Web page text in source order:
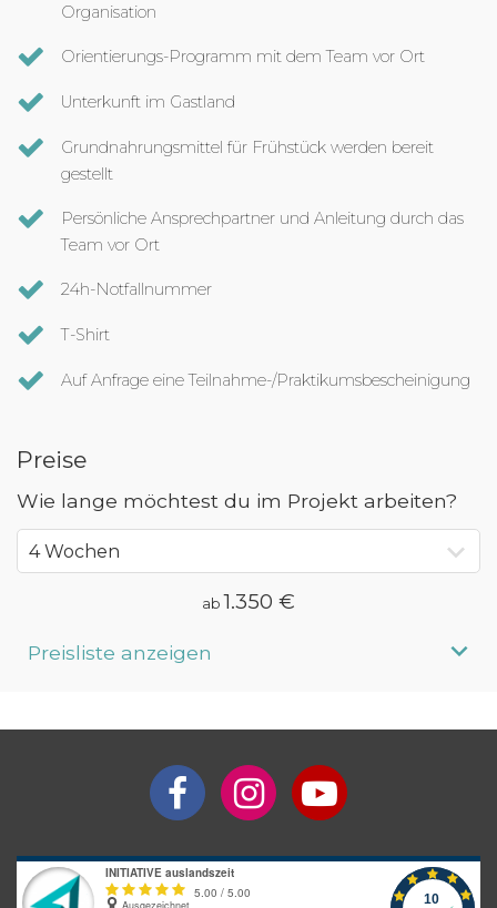
Organisation
Orientierungs-Programm mit dem Team vor Ort
Unterkunft im Gastland
Grundnahrungsmittel für Frühstück werden bereit
gestellt
Persönliche Ansprechpartner und Anleitung durch das
Team vor Ort
24h-Notfallnummer
T-Shirt
Auf Anfrage eine Teilnahme-/Praktikumsbescheinigung
Preise
Wie lange möchtest du im Projekt arbeiten?
ab1.350 €
Preisliste anzeigen
ab 1.515 €
7 Wochen
ab 1.845 €